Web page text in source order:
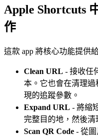
Apple Shortcuts
作
這款 app 將核心功能提供給
Clean URL - 接收任
本。它也會在清理
現的追蹤參數。
Expand URL - 將縮
完整目的地，然後清
Scan QR Code - 從圖